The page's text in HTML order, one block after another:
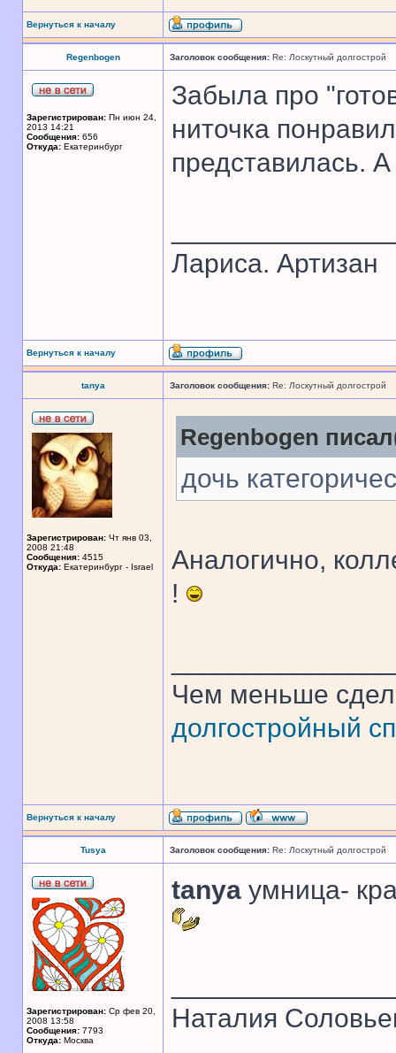
Вернуться к началу
Regenbogen Заголовок сообщения: Re: Лоскутный долгострой
Зарегистрирован: Пн июн 24,
2013 14:21
Сообщения: 656
Откуда: Екатеринбург
Забыла про
ниточка
представилась.
Лариса. Артизан
Вернуться к началу
tanya Заголовок сообщения: Re: Лоскутный долгострой
Зарегистрирован: Чт янв 03,
2008 21:48
Сообщения: 4515
Откуда: Екатеринбург - Israel
Regenbogen
дочь
Аналогично,
!
Чем меньше
долгостройный
Вернуться к началу
Tusya Заголовок сообщения: Re: Лоскутный долгострой
Зарегистрирован: Ср фев 20,
2008 13:58
Сообщения: 7793
Откуда: Москва
tanya умница-
Наталия